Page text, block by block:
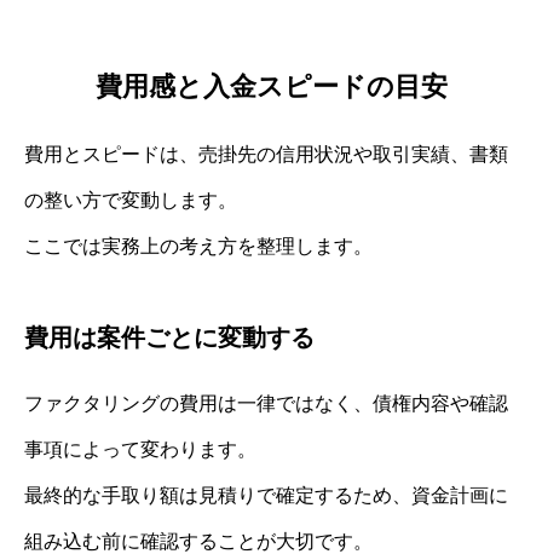
費用感と入金スピードの目安
費用とスピードは、売掛先の信用状況や取引実績、書類
の整い方で変動します。
ここでは実務上の考え方を整理します。
費用は案件ごとに変動する
ファクタリングの費用は一律ではなく、債権内容や確認
事項によって変わります。
最終的な手取り額は見積りで確定するため、資金計画に
組み込む前に確認することが大切です。